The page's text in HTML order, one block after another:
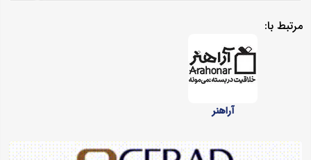
مرتبط با:
آراهنر